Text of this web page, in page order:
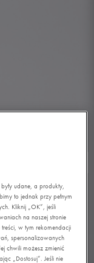
udane, a produkty,
to jednak przy pełnym
Kliknij „OK”, jeśli
na naszej stronie
w tym rekomendacji
spersonalizowanych
chwili możesz zmienić
„Dostosuj”. Jeśli nie